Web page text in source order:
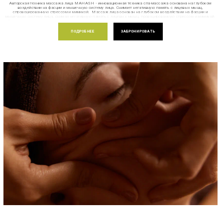
Авторская техника массажа лица MAHASH - инновационная техника спа-массажа основана на глубоком
воздействии на фасции и мышечную систему лица. Снимает негативную память с лицевых мышц,
спровоцированную стрессом и мимикой. Массаж лица основан на глубоком воздействии на фасции и
корректирующее действие не только на мышцы лица, но и мышцы плечевого пояса, шейного отдела, а также
волосистую часть головы, восстанавливая архитектонику лица и устраняя напряжение с лицевых мышц.
ПОДРОБНЕЕ ЗАБРОНИРОВАТЬ